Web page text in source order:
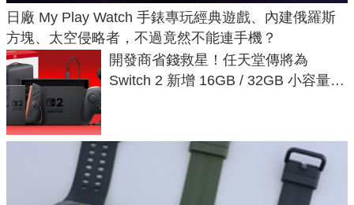
日廠 My Play Watch 手錶專玩經典遊戲、內建俄羅斯
方塊、太空侵略者，不過竟然不能連手機？
開發商省錢救星！任天堂傳將為
Switch 2 新增 16GB / 32GB 小容量遊